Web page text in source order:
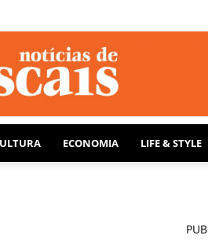
Notícias
ECONOMIA LIFE & STYLE
PUB